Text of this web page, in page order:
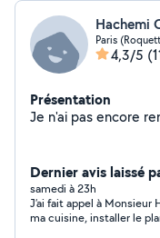
Hachemi
Paris
4,3/5
Présentation
Dernier avis laissé
samedi à 23h
J’ai fait appel à Monsieur Hachemi pour
ma cuisine, installer le